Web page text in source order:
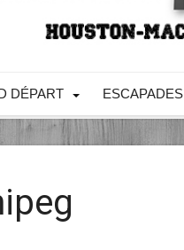
DÉPART ESCAPADES